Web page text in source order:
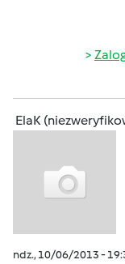
ElaK
ndz., 10/06/2013 -